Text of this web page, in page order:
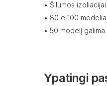
• Šilumos
• 80 e 100
• 50 modelį
Ypatingi